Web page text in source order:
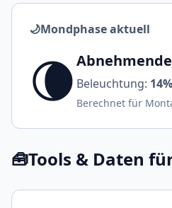
🌙Mondphase aktuell
🌘 Beleuchtung: 14%
Berechnet für
🧰Tools & Daten